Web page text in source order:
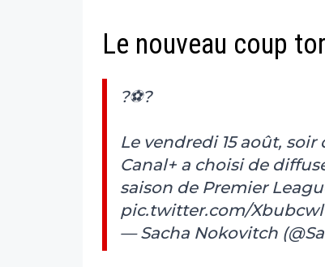
Le nouveau coup
?⚽️?
Le vendredi 15 août,
Canal+ a choisi de
saison de Premier
pic.twitter.com/
— Sacha Nokovitch